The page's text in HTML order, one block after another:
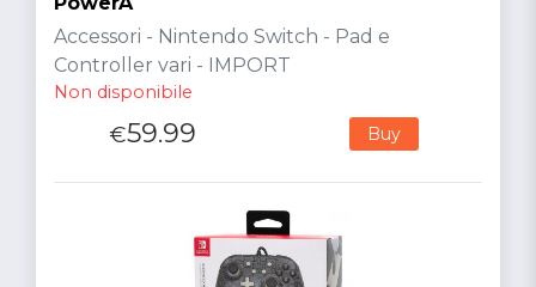
Accessori - Nintendo Switch - Pad e
Controller vari - IMPORT
Non disponibile
€59.99 Buy